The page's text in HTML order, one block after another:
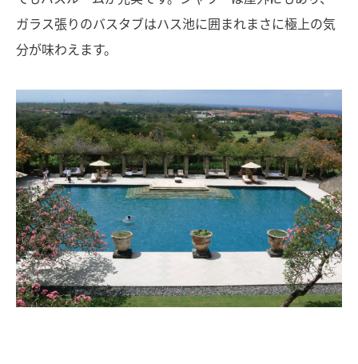
ガラス張りのバスタブはハス池に囲まれまさに極上の気
分が味わえます。